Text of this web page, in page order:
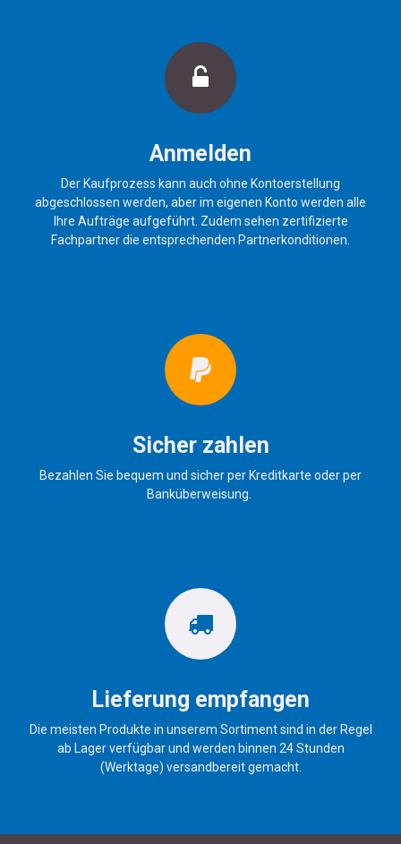
Anmelden
Der Kaufprozess kann auch ohne Kontoerstellung
abgeschlossen werden, aber im eigenen Konto werden alle
Ihre Aufträge aufgeführt. Zudem sehen zertifizierte
Fachpartner die entsprechenden Partnerkonditionen.
Sicher zahlen
Bezahlen Sie bequem und sicher per Kreditkarte oder per
Banküberweisung.
Lieferung empfangen
Die meisten Produkte in unserem Sortiment sind in der Regel
ab Lager verfügbar und werden binnen 24 Stunden
(Werktage) versandbereit gemacht.